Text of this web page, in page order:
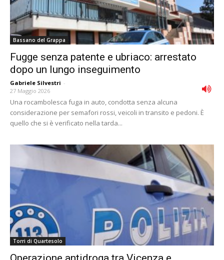
Bassano del Grappa
Fugge senza patente e ubriaco: arrestato
dopo un lungo inseguimento
Gabriele Silvestri -
27 Maggio 2026
Una rocambolesca fuga in auto, condotta senza alcuna
considerazione per semafori rossi, veicoli in transito e pedoni. È
quello che si è verificato nella tarda...
Torri di Quartesolo